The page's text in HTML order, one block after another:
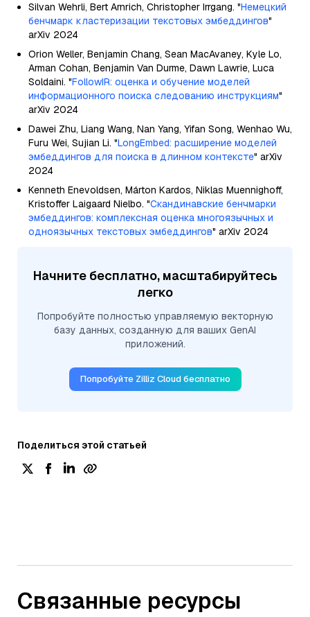
Silvan Wehrli, Bert Arnrich, Christopher Irrgang. "Немецкий
бенчмарк кластеризации текстовых эмбеддингов"
arXiv 2024
Orion Weller, Benjamin Chang, Sean MacAvaney, Kyle Lo,
Arman Cohan, Benjamin Van Durme, Dawn Lawrie, Luca
Soldaini. "FollowIR: оценка и обучение моделей
информационного поиска следованию инструкциям"
arXiv 2024
Dawei Zhu, Liang Wang, Nan Yang, Yifan Song, Wenhao Wu,
Furu Wei, Sujian Li. "LongEmbed: расширение моделей
эмбеддингов для поиска в длинном контексте" arXiv
2024
Kenneth Enevoldsen, Márton Kardos, Niklas Muennighoff,
Kristoffer Laigaard Nielbo. "Скандинавские бенчмарки
эмбеддингов: комплексная оценка многоязычных и
одноязычных текстовых эмбеддингов" arXiv 2024
Начните бесплатно, масштабируйтесь
легко
Попробуйте полностью управляемую векторную
базу данных, созданную для ваших GenAI
приложений.
Попробуйте Zilliz Cloud бесплатно
Поделиться этой статьей
Связанные ресурсы